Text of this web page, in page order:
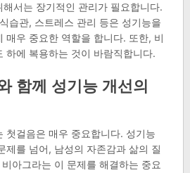
서는 장기적인 관리가 필요합니다.
습관, 스트레스 관리 등은 성기능을
매우 중요한 역할을 합니다. 또한, 비
하에 복용하는 것이 바람직합니다.
함께 성기능 개선의
첫걸음은 매우 중요합니다. 성기능
제를 넘어, 남성의 자존감과 삶의 질
아그라는 이 문제를 해결하는 중요